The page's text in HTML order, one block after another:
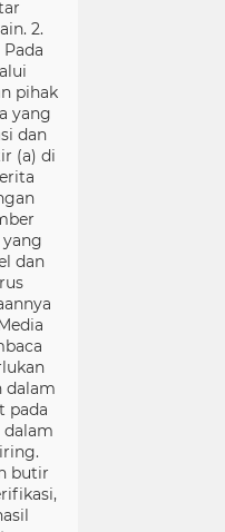
2.
pihak
yang
dan
(a) di
dan
dalam
pada
dalam
butir